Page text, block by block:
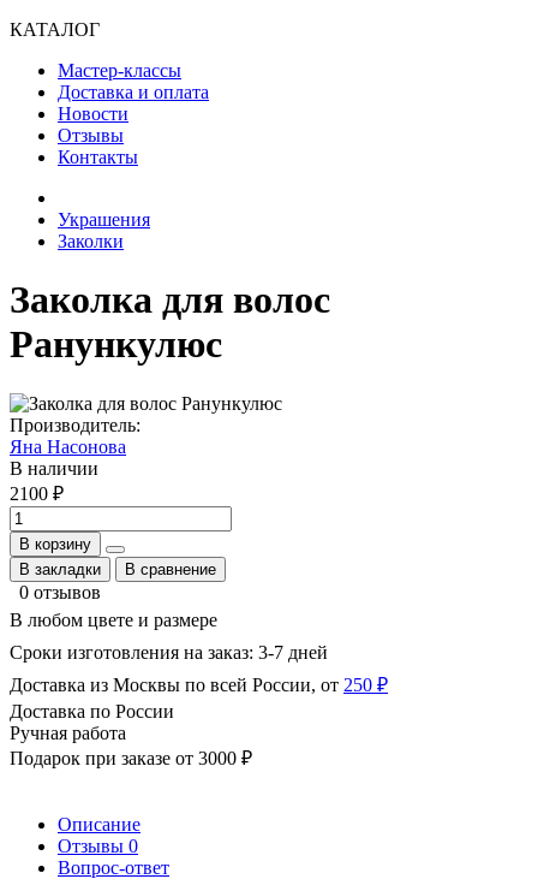
КАТАЛОГ
Мастер-классы
Доставка и оплата
Новости
Отзывы
Контакты
Украшения
Заколки
Заколка для волос
Ранункулюс
Производитель:
Яна Насонова
В наличии
2100 ₽
В корзину
В закладки
В сравнение
0 отзывов
В любом цвете и размере
Сроки изготовления на заказ: 3-7 дней
Доставка из Москвы по всей России, от 250 ₽
Доставка по России
Ручная работа
Подарок при заказе от 3000 ₽
Описание
Отзывы 0
Вопрос-ответ